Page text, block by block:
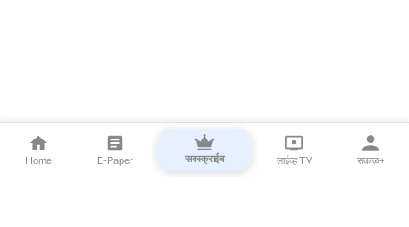
Home E-Paper सबस्क्राईब लाईव्ह TV सकाळ+